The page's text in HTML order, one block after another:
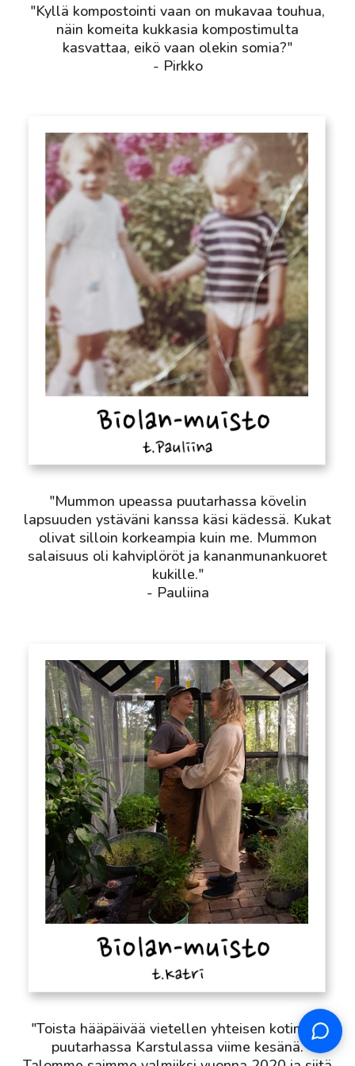
"Kyllä kompostointi vaan on mukavaa touhua,
näin komeita kukkasia kompostimulta
kasvattaa, eikö vaan olekin somia?"
- Pirkko
"Mummon upeassa puutarhassa kövelin
lapsuuden ystäväni kanssa käsi kädessä. Kukat
olivat silloin korkeampia kuin me. Mummon
salaisuus oli kahviplöröt ja kananmunankuoret
kukille."
- Pauliina
"Toista hääpäivää vietellen yhteisen kotimme
puutarhassa Karstulassa viime kesänä.
Support
Hi there! How can we help you